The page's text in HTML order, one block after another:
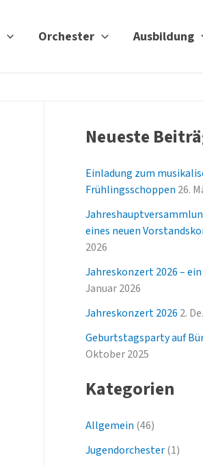
Orchester Ausbildung
Neueste
Einladung zum
Frühlingsschoppen 26.
eines neuen
2026
Jahreskonzert 2026 –
Januar 2026
Jahreskonzert 2026 2.
Geburtstagsparty auf
Oktober 2025
Kategorien
Allgemein (46)
Jugendorchester(1)